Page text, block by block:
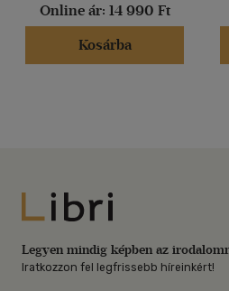
Online ár: 14 990 Ft
Kosárba
Libri
Legyen mindig képben az
Iratkozzon fel legfrissebb híreinkért!